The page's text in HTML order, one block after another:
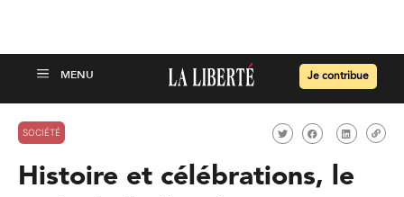
Je contribue
SOCIÉTÉ
Histoire et célébrations, le